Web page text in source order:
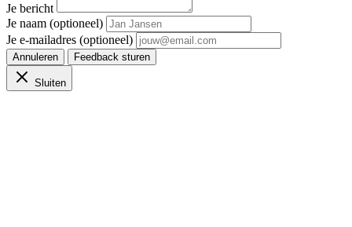
Je bericht
Je naam (optioneel)
Je e-mailadres (optioneel)
Annuleren Feedback sturen
Sluiten